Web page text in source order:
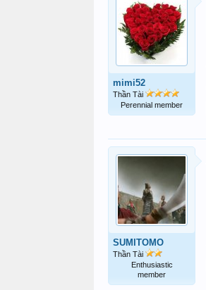
mimi52
Thần Tài
Perennial member
SUMITOMO
Thần Tài
Enthusiastic
member